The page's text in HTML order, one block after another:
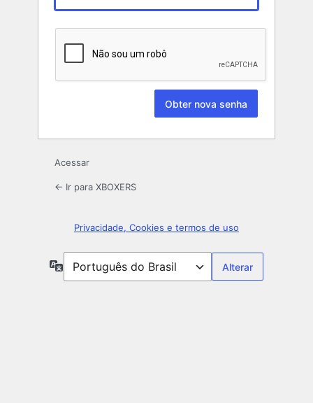
Acessar
← Ir para XBOXERS
Privacidade, Cookies e termos de uso
Idioma